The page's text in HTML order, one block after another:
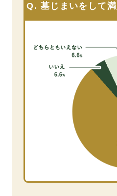
Q. 墓じまいをして